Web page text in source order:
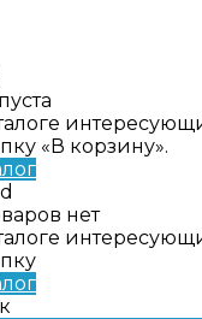
«В корзину».
нет